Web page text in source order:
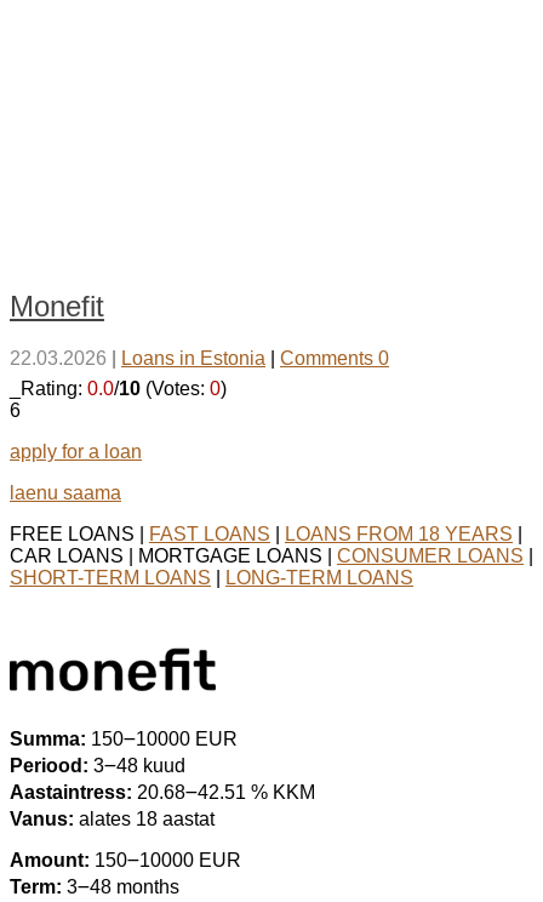
Monefit
22.03.2026 Loans in Estonia
Comments 0
_Rating: 0.0/10 (Votes: 0)
6
apply for a loan
laenu saama
FREE LOANS |
FAST LOANS LOANS FROM 18 YEARS
CAR LOANS | MORTGAGE LOANS | CONSUMER LOANS
SHORT-TERM LOANS
LONG-TERM LOANS
Summa: 150౼10000 EUR
Periood: 3౼48 kuud
Aastaintress: 20.68౼42.51 % KKM
Vanus: alates 18 aastat
Amount: 150౼10000 EUR
Term: 3౼48 months